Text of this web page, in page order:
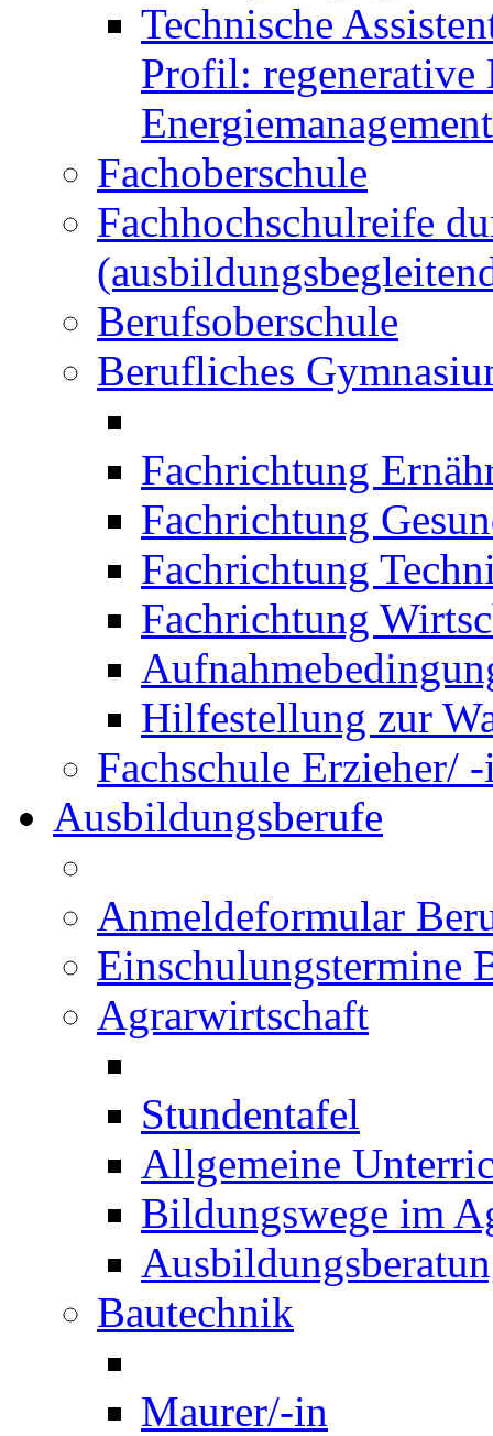
Technische
Profil: regenerative
Energiemanagement
Fachoberschule
Fachhochschulreife
Berufsoberschule
Berufliches
Fachrichtung
Fachrichtung
Fachrichtung
Fachrichtung
Hilfestellung zur
Fachschule Erzieher/
Ausbildungsberufe
Anmeldeformular
Einschulungstermine
Agrarwirtschaft
Stundentafel
Allgemeine
Bildungswege im
Bautechnik
Maurer/-in